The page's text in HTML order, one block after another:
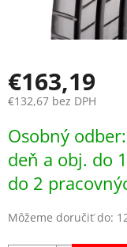
€163,19
€132,67 bez DPH
cena:
Osobný
deň a obj. do
do 2
Môžeme doručiť do: